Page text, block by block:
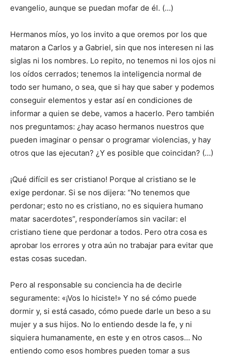
evangelio, aunque se puedan mofar de él. (…)
Hermanos míos, yo los invito a que oremos por los que
mataron a Carlos y a Gabriel, sin que nos interesen ni las
siglas ni los nombres. Lo repito, no tenemos ni los ojos ni
los oídos cerrados; tenemos la inteligencia normal de
todo ser humano, o sea, que si hay que saber y podemos
conseguir elementos y estar así en condiciones de
informar a quien se debe, vamos a hacerlo. Pero también
nos preguntamos: ¿hay acaso hermanos nuestros que
pueden imaginar o pensar o programar violen­cias, y hay
otros que las ejecutan? ¿Y es posible que coincidan? (…)
¡Qué difícil es ser cristiano! Porque al cristiano se le
exige perdonar. Si se nos dijera: “No tenemos que
perdonar; esto no es cristiano, no es siquiera humano
matar sacerdotes”, responderíamos sin vacilar: el
cristiano tiene que perdonar a todos. Pero otra cosa es
aprobar los errores y otra aún no trabajar para evitar que
estas cosas sucedan.
Pero al responsable su conciencia ha de decirle
seguramente: «¡Vos lo hiciste!» Y no sé cómo puede
dormir y, si está casado, cómo puede darle un beso a su
mujer y a sus hijos. No lo entiendo desde la fe, y ni
siquiera humanamente, en este y en otros casos… No
entiendo como esos hombres pueden tomar a sus